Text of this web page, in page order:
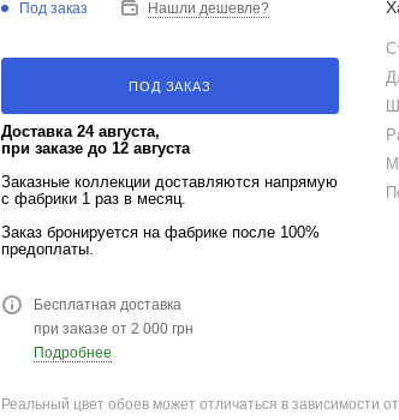
Под заказ Нашли дешевле?
ПОД ЗАКАЗ
Доставка 24 августа,
при заказе до 12 августа
Заказные коллекции доставляются напрямую
с фабрики 1 раз в месяц.
Заказ бронируется на фабрике после 100%
предоплаты.
Бесплатная доставка
при заказе от 2 000 грн
Подробнее
Реальный цвет обоев может отличаться в зависимости